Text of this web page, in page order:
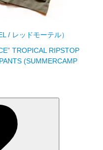
/ レッドモーテル）
TROPICAL RIPSTOP
(SUMMERCAMP